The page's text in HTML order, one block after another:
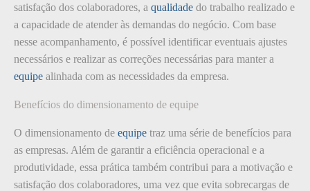
satisfação dos colaboradores, a qualidade do trabalho realizado e
a capacidade de atender às demandas do negócio. Com base
nesse acompanhamento, é possível identificar eventuais ajustes
necessários e realizar as correções necessárias para manter a
equipe alinhada com as necessidades da empresa.
Benefícios do dimensionamento de equipe
O dimensionamento de equipe traz uma série de benefícios para
as empresas. Além de garantir a eficiência operacional e a
produtividade, essa prática também contribui para a motivação e
satisfação dos colaboradores, uma vez que evita sobrecargas de